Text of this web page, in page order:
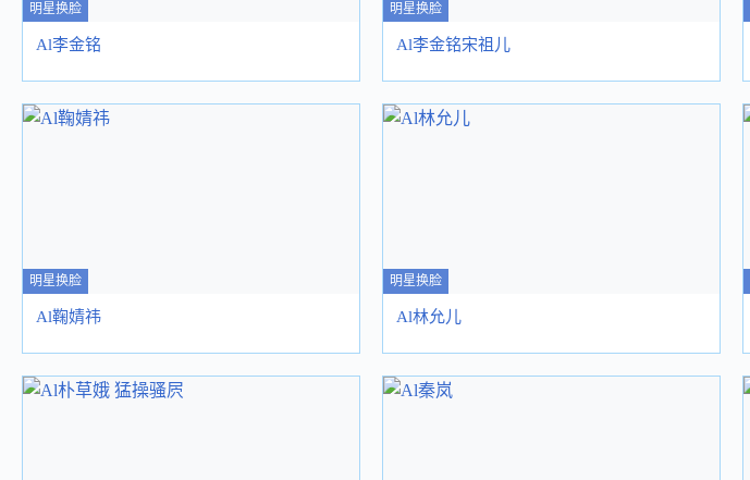
明星换脸
Al李金铭
明星换脸
Al李金铭宋祖儿
明星换脸
Al鞠婧祎
明星换脸
Al林允儿